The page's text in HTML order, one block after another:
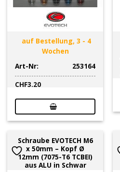
auf Bestellung, 3 - 4
Wochen
Art-Nr:
253164
CHF3.20
Schraube EVOTECH M6
x 50mm – Kopf Ø
12mm (7075-T6 TCBEI)
aus ALU in Schwar